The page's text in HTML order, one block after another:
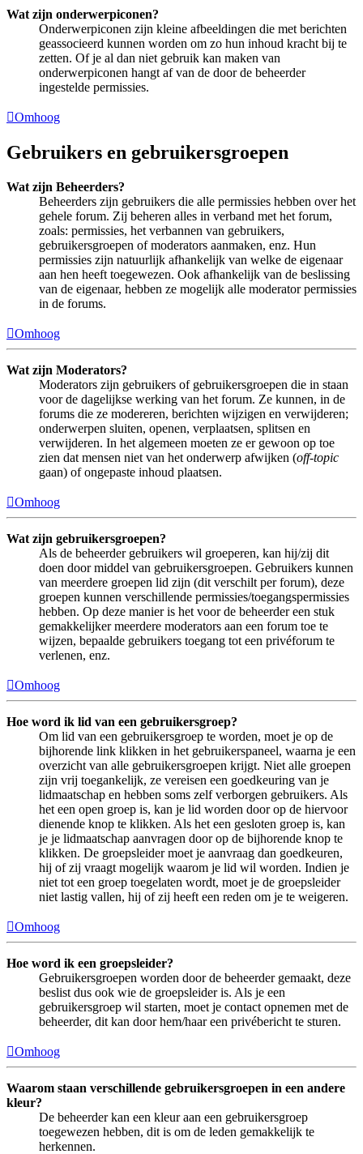
Wat zijn onderwerpiconen?
Onderwerpiconen zijn kleine afbeeldingen die met berichten
geassocieerd kunnen worden om zo hun inhoud kracht bij te
zetten. Of je al dan niet gebruik kan maken van
onderwerpiconen hangt af van de door de beheerder
ingestelde permissies.
Omhoog
Gebruikers en gebruikersgroepen
Wat zijn Beheerders?
Beheerders zijn gebruikers die alle permissies hebben over het
gehele forum. Zij beheren alles in verband met het forum,
zoals: permissies, het verbannen van gebruikers,
gebruikersgroepen of moderators aanmaken, enz. Hun
permissies zijn natuurlijk afhankelijk van welke de eigenaar
aan hen heeft toegewezen. Ook afhankelijk van de beslissing
van de eigenaar, hebben ze mogelijk alle moderator permissies
in de forums.
Omhoog
Wat zijn Moderators?
Moderators zijn gebruikers of gebruikersgroepen die in staan
voor de dagelijkse werking van het forum. Ze kunnen, in de
forums die ze modereren, berichten wijzigen en verwijderen;
onderwerpen sluiten, openen, verplaatsen, splitsen en
verwijderen. In het algemeen moeten ze er gewoon op toe
zien dat mensen niet van het onderwerp afwijken (off-topic
gaan) of ongepaste inhoud plaatsen.
Omhoog
Wat zijn gebruikersgroepen?
Als de beheerder gebruikers wil groeperen, kan hij/zij dit
doen door middel van gebruikersgroepen. Gebruikers kunnen
van meerdere groepen lid zijn (dit verschilt per forum), deze
groepen kunnen verschillende permissies/toegangspermissies
hebben. Op deze manier is het voor de beheerder een stuk
gemakkelijker meerdere moderators aan een forum toe te
wijzen, bepaalde gebruikers toegang tot een privéforum te
verlenen, enz.
Omhoog
Hoe word ik lid van een gebruikersgroep?
Om lid van een gebruikersgroep te worden, moet je op de
bijhorende link klikken in het gebruikerspaneel, waarna je een
overzicht van alle gebruikersgroepen krijgt. Niet alle groepen
zijn vrij toegankelijk, ze vereisen een goedkeuring van je
lidmaatschap en hebben soms zelf verborgen gebruikers. Als
het een open groep is, kan je lid worden door op de hiervoor
dienende knop te klikken. Als het een gesloten groep is, kan
je je lidmaatschap aanvragen door op de bijhorende knop te
klikken. De groepsleider moet je aanvraag dan goedkeuren,
hij of zij vraagt mogelijk waarom je lid wil worden. Indien je
niet tot een groep toegelaten wordt, moet je de groepsleider
niet lastig vallen, hij of zij heeft een reden om je te weigeren.
Omhoog
Hoe word ik een groepsleider?
Gebruikersgroepen worden door de beheerder gemaakt, deze
beslist dus ook wie de groepsleider is. Als je een
gebruikersgroep wil starten, moet je contact opnemen met de
beheerder, dit kan door hem/haar een privébericht te sturen.
Omhoog
Waarom staan verschillende gebruikersgroepen in een andere
kleur?
De beheerder kan een kleur aan een gebruikersgroep
toegewezen hebben, dit is om de leden gemakkelijk te
herkennen.